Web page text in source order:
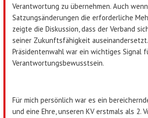
Verantwortung zu übernehmen. Auch
Satzungsänderungen die erforderliche
zeigte die Diskussion, dass der Verband
seiner Zukunftsfähigkeit
Präsidentenwahl war ein wichtiges Signal
Verantwortungsbewusstsein.
Für mich persönlich war es ein
und eine Ehre, unseren KV erstmals als 2.